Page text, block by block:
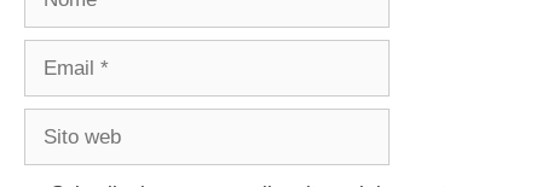
Email
Sito